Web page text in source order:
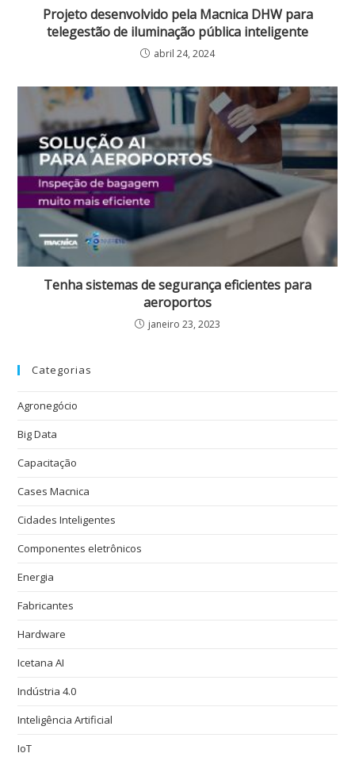
Projeto desenvolvido pela Macnica DHW para
telegestão de iluminação pública inteligente
abril 24, 2024
Tenha sistemas de segurança eficientes para
aeroportos
janeiro 23, 2023
Categorias
Agronegócio
Big Data
Capacitação
Cases Macnica
Cidades Inteligentes
Componentes eletrônicos
Energia
Fabricantes
Hardware
Icetana AI
Indústria 4.0
Inteligência Artificial
IoT